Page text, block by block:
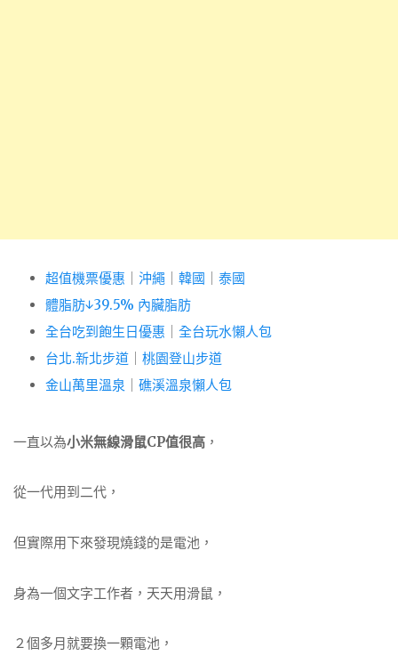
超值機票優惠 沖繩 韓國
泰國
體脂肪↓39.5% 內臟脂肪
全台吃到飽生日優惠
全台玩水懶人包
台北.新北步道
桃園登山步道
金山萬里溫泉
礁溪溫泉懶人包
一直以為小米無線滑鼠CP值很高 ，
從一代用到二代，
但實際用下來發現燒錢的是電池，
身為一個文字工作者，天天用滑鼠，
２個多月就要換一顆電池，